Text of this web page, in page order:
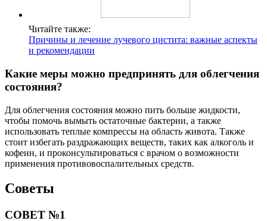
Читайте также:
Причины и лечение лучевого цистита: важные аспекты
и рекомендации
Какие меры можно предпринять для облегчения
состояния?
Для облегчения состояния можно пить больше жидкости,
чтобы помочь вымыть остаточные бактерии, а также
использовать теплые компрессы на область живота. Также
стоит избегать раздражающих веществ, таких как алкоголь и
кофеин, и проконсультироваться с врачом о возможности
применения противовоспалительных средств.
Советы
СОВЕТ №1